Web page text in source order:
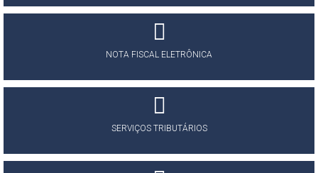
NOTA FISCAL ELETRÔNICA
SERVIÇOS TRIBUTÁRIOS